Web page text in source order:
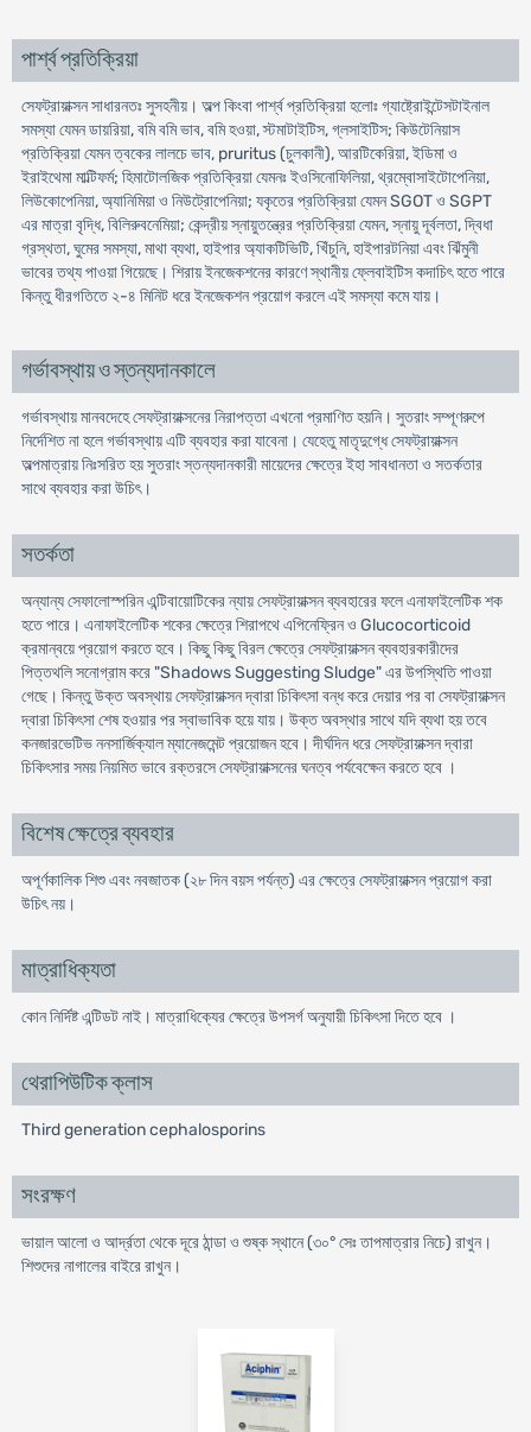
পার্শ্ব প্রতিক্রিয়া
সেফট্রায়াক্সন সাধারনতঃ সুসহনীয়। অল্প কিংবা পার্শ্ব প্রতিক্রিয়া হলোঃ গ্যাষ্ট্রোইন্টেসটাইনাল
সমস্যা যেমন ডায়রিয়া, বমি বমি ভাব, বমি হওয়া, স্টমাটাইটিস, গ্লসাইটিস; কিউটেনিয়াস
প্রতিক্রিয়া যেমন ত্বকের লালচে ভাব, pruritus (চুলকানী), আরটিকেরিয়া, ইডিমা ও
ইরাইথেমা মাল্টিফর্ম; হিমাটোলজিক প্রতিক্রিয়া যেমনঃ ইওসিনোফিলিয়া, থ্রম্বোসাইটোপেনিয়া,
লিউকোপেনিয়া, অ্যানিমিয়া ও নিউট্রোপেনিয়া; যকৃতের প্রতিক্রিয়া যেমন SGOT ও SGPT
এর মাত্রা বৃদ্ধি, বিলিরুবনেমিয়া; কেন্দ্রীয় স্নায়ুতন্ত্রের প্রতিক্রিয়া যেমন, স্নায়ু দূর্বলতা, দ্বিধা
গ্রস্থতা, ঘুমের সমস্যা, মাথা ব্যথা, হাইপার অ্যাকটিভিটি, খিঁচুনি, হাইপারটনিয়া এবং ঝিঁমুনী
ভাবের তথ্য পাওয়া গিয়েছে। শিরায় ইনজেকশনের কারণে স্থানীয় ফ্লেবাইটিস কদাচিৎ হতে পারে
কিন্তু ধীরগতিতে ২-৪ মিনিট ধরে ইনজেকশন প্রয়োগ করলে এই সমস্যা কমে যায়।
গর্ভাবস্থায় ও স্তন্যদানকালে
গর্ভাবস্থায় মানবদেহে সেফট্রায়াক্সনের নিরাপত্তা এখনো প্রমাণিত হয়নি। সুতরাং সম্পূণরুপে
নির্দেশিত না হলে গর্ভাবস্থায় এটি ব্যবহার করা যাবেনা। যেহেতু মাতৃদুগ্ধে সেফট্রায়াক্সন
অল্পমাত্রায় নিঃসরিত হয় সুতরাং স্তন্যদানকারী মায়েদের ক্ষেত্রে ইহা সাবধানতা ও সতর্কতার
সাথে ব্যবহার করা উচিৎ।
সতর্কতা
অন্যান্য সেফালোস্পরিন এন্টিবায়োটিকের ন্যায় সেফট্রায়াক্সন ব্যবহারের ফলে এনাফাইলেটিক শক
হতে পারে। এনাফাইলেটিক শকের ক্ষেত্রে শিরাপথে এপিনেফ্রিন ও Glucocorticoid
ক্রমান্বয়ে প্রয়োগ করতে হবে। কিছু কিছু বিরল ক্ষেত্রে সেফট্রায়াক্সন ব্যবহারকারীদের
পিত্তথলি সনোগ্রাম করে "Shadows Suggesting Sludge" এর উপস্থিতি পাওয়া
গেছে। কিন্তু উক্ত অবস্থায় সেফট্রায়াক্সন দ্বারা চিকিৎসা বন্ধ করে দেয়ার পর বা সেফট্রায়াক্সন
দ্বারা চিকিৎসা শেষ হওয়ার পর স্বাভাবিক হয়ে যায়। উক্ত অবস্থার সাথে যদি ব্যথা হয় তবে
কনজারভেটিভ ননসার্জিক্যাল ম্যানেজমেন্ট প্রয়োজন হবে। দীর্ঘদিন ধরে সেফট্রায়াক্সন দ্বারা
চিকিৎসার সময় নিয়মিত ভাবে রক্তরসে সেফট্রায়াক্সনের ঘনত্ব পর্যবেক্ষেন করতে হবে ।
বিশেষ ক্ষেত্রে ব্যবহার
অপূর্ণকালিক শিশু এবং নবজাতক (২৮ দিন বয়স পর্যন্ত) এর ক্ষেত্রে সেফট্রায়াক্সন প্রয়োগ করা
উচিৎ নয়।
মাত্রাধিক্যতা
কোন নির্দিষ্ট এন্টিডট নাই। মাত্রাধিক্যের ক্ষেত্রে উপসর্গ অনুযায়ী চিকিৎসা দিতে হবে ।
থেরাপিউটিক ক্লাস
Third generation cephalosporins
সংরক্ষণ
ভায়াল আলো ও আর্দ্রতা থেকে দূরে ঠান্ডা ও শুষ্ক স্থানে (৩০° সেঃ তাপমাত্রার নিচে) রাখুন।
শিশুদের নাগালের বাইরে রাখুন।